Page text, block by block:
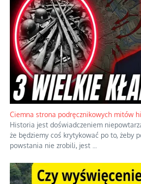
Szlachetna duma z historycznego braku
Jednym z dziedzictw polskiej
oceniania wszystkiego w kategoriach
również polityki międzynarodowej, a...